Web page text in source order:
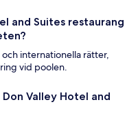
and Suites restaurang
internationella rätter,
vid poolen.
Valley Hotel and